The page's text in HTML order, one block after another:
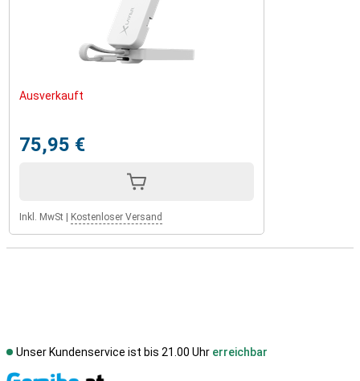
Ausverkauft
75,95 €
Inkl. MwSt Kostenloser Versand
Unser Kundenservice ist bis 21.00 Uhr erreichbar